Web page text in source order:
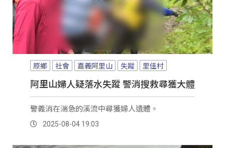
原鄉 社會 嘉義阿里山 失蹤 里佳村
阿里山婦人疑落水失蹤 警消搜救尋獲大體
警義消在湍急的溪流中尋獲婦人遺體。
2025-08-04 19:03